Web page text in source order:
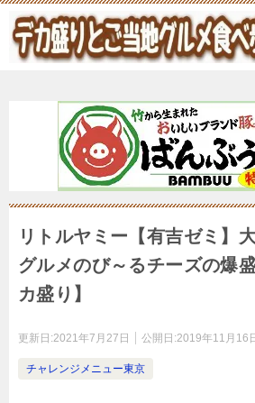
リトルヤミー【有吉ゼミ】
グルメのび～るチーズの爆
カ盛り】
更新日:2021年7月27日 公開日:2019年11月16
チャレンジメニュー東京